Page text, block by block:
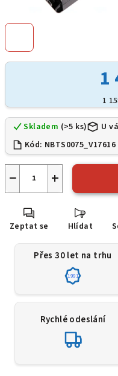
1
1
Skladem (>5 ks) U
Kód: NBTS0075_V17616
+
−
Zeptat se Hlídat
Přes 30 let na trhu
1991
Rychlé odeslání